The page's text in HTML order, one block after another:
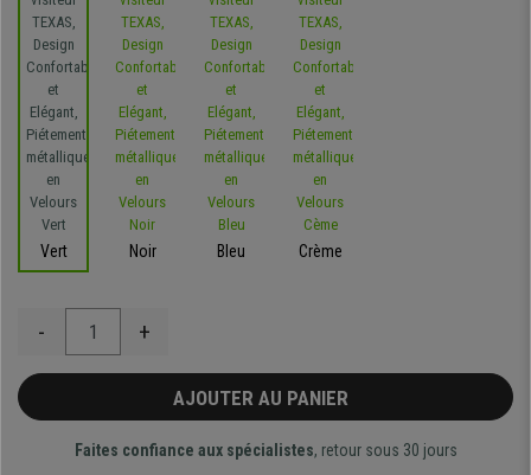
Vert Noir Bleu Crème
- +
AJOUTER AU PANIER
Faites confiance aux spécialistes, retour sous 30 jours